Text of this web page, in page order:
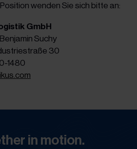
wenden Sie sich bitte an:
GmbH
Suchy
30
1480
in motion.